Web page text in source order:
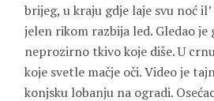
brijeg, u kraju gdje laje svu noć
jelen rikom razbija led. Gledao je
neprozirno tkivo koje diše. U
koje svetle mačje oči. Video je
konjsku lobanju na ogradi.